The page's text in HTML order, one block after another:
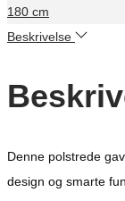
180 cm
Beskrivelse
Denne polstrede
design og smarte